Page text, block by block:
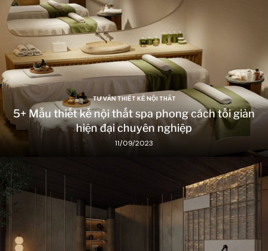
TƯ VẤN THIẾT KẾ NỘI THẤT
5+ Mẫu thiết kế nội thất spa phong cách tối giản
hiện đại chuyên nghiệp
11/09/2023